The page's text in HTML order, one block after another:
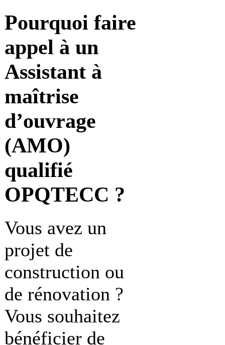
Pourquoi faire
appel à un
Assistant à
maîtrise
d’ouvrage
(AMO)
qualifié
OPQTECC ?
Vous avez un
projet de
construction ou
de rénovation ?
Vous souhaitez
bénéficier de